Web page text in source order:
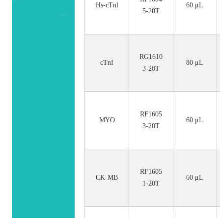
Hs-cTnl
5-20T
60 μL
cTnI
RG1610
3-20T
80 μL
MYO
RF1605
3-20T
60 μL
CK-MB
RF1605
1-20T
60 μL